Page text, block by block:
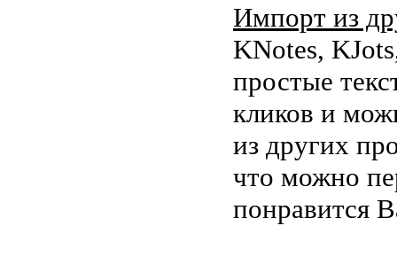
Импорт из
KNotes,
простые
кликов и
из других
что можно
понравится